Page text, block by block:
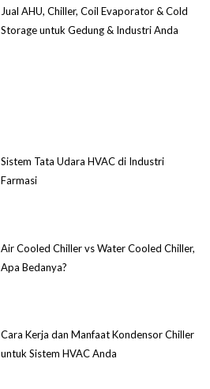
Jual AHU, Chiller, Coil Evaporator & Cold
Storage untuk Gedung & Industri Anda
Sistem Tata Udara HVAC di Industri
Farmasi
Air Cooled Chiller vs Water Cooled Chiller,
Apa Bedanya?
Cara Kerja dan Manfaat Kondensor Chiller
untuk Sistem HVAC Anda